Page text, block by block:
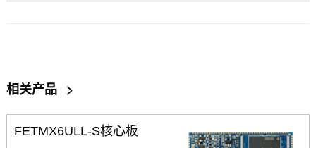
相关产品 >
FETMX6ULL-S核心板